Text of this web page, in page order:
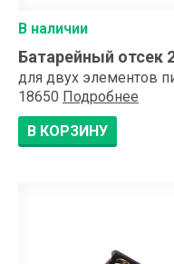
В наличии
Батарейный отсек
для двух элементов
18650 Подробнее
В КОРЗИНУ